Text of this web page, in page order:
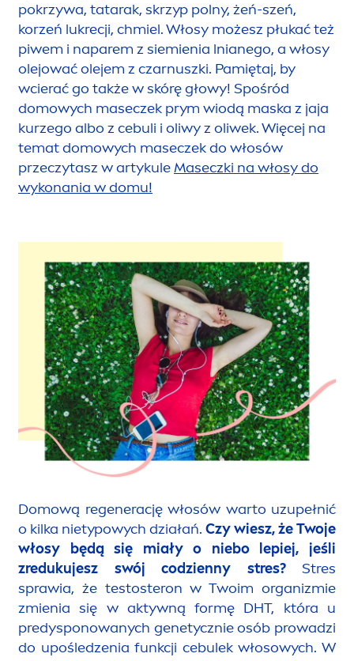
pokrzywa, tatarak, skrzyp polny, żeń-szeń,
korzeń lukrecji, chmiel. Włosy możesz płukać też
piwem i naparem z siemienia lnianego, a włosy
olejować olejem z czarnuszki. Pamiętaj, by
wcierać go także w skórę głowy! Spośród
domowych maseczek prym wiodą maska z jaja
kurzego albo z cebuli i oliwy z oliwek. Więcej na
temat domowych maseczek do włosów
przeczytasz w artykuleMaseczki na włosy do
wykonania w domu!
Domową regenerację włosów warto uzupełnić
o kilka nietypowych działań. Czy wiesz, że Twoje
włosy będą się miały o niebo lepiej, jeśli
zredukujesz swój codzienny stres?Stres
sprawia, że testosteron w Twoim organizmie
zmienia się w aktywną formę DHT, która u
predysponowanych genetycznie osób prowadzi
do upośledzenia funkcji cebulek włosowych. W